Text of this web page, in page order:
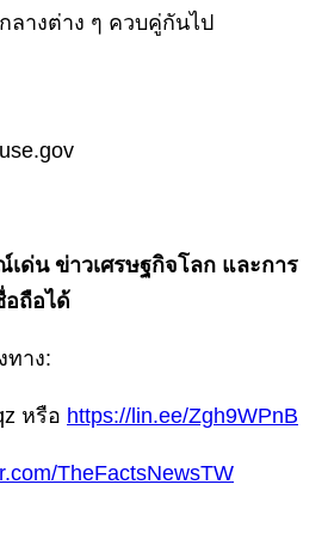
ลางต่าง ๆ ควบคู่กันไป
ด่น ข่าวเศรษฐกิจโลก และการ
อถือได้
ทาง:
หรือ https://lin.ee/Zgh9WPnB
TheFactsNewsTW